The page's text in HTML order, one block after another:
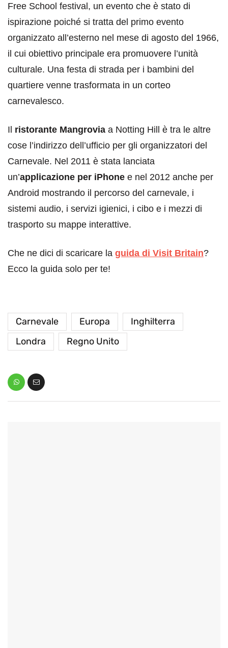
Free School festival, un evento che è stato di
ispirazione poiché si tratta del primo evento
organizzato all’esterno nel mese di agosto del 1966,
il cui obiettivo principale era promuovere l’unità
culturale. Una festa di strada per i bambini del
quartiere venne trasformata in un corteo
carnevalesco.
Il ristorante Mangrovia a Notting Hill è tra le altre
cose l’indirizzo dell’ufficio per gli organizzatori del
Carnevale. Nel 2011 è stata lanciata
un’applicazione per iPhone e nel 2012 anche per
Android mostrando il percorso del carnevale, i
sistemi audio, i servizi igienici, i cibo e i mezzi di
trasporto su mappe interattive.
Che ne dici di scaricare la guida di Visit Britain?
Ecco la guida solo per te!
Carnevale Europa
Inghilterra
Londra
Regno Unito